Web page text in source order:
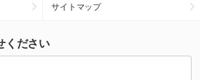
サイトマップ
ください